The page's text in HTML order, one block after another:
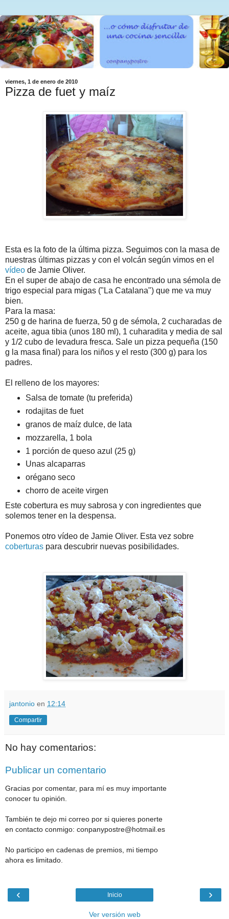
viernes, 1 de enero de 2010
Pizza de fuet y maíz
Esta es la foto de la última pizza. Seguimos con la masa de
nuestras últimas pizzas y con el volcán según vimos en el
vídeo de Jamie Oliver.
En el super de abajo de casa he encontrado una sémola de
trigo especial para migas ("La Catalana") que me va muy
bien.
Para la masa:
250 g de harina de fuerza, 50 g de sémola, 2 cucharadas de
aceite, agua tibia (unos 180 ml ), 1 cuharadita y media de sal
y 1/2 cubo de levadura fresca. Sale un pizza pequeña (150
g la masa final) para los niños y el resto (300 g) para los
padres.
El relleno de los mayores:
Salsa de tomate (tu preferida)
rodajitasde fuet
granos de maíz dulce, de lata
mozzarella, 1 bola
1 porción de queso azul (25 g)
Unas alcaparras
orégano seco
chorro de aceite virgen
Este cobertura es muy sabrosa y con ingredientes que
solemos tener en la despensa.
Ponemos otro vídeo de Jamie Oliver. Esta vez sobre
coberturas para descubrir nuevas posibilidades.
jantonio en 12:14
Compartir
No hay comentarios:
Publicar un comentario
Gracias por comentar, para mí es muy importante
conocer tu opinión.
También te dejo mi correo por si quieres ponerte
en contacto conmigo: conpanypostre@hotmail.es
No participo en cadenas de premios, mi tiempo
ahora es limitado.
‹ ›
Inicio
Ver versión web